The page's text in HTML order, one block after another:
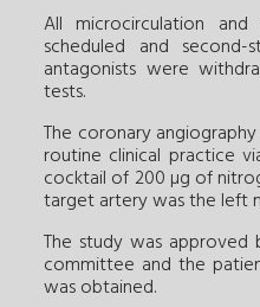
All microcirculation
scheduled and second-
antagonists were
tests.
The coronary
routine clinical practice
cocktail of 200 µg of
target artery was the left
The study was
committee and the
was obtained.